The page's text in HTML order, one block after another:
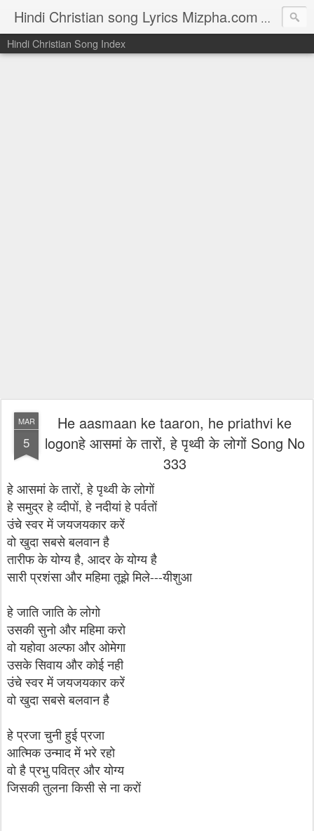
Hindi Christian song Lyrics Mizpha.com Hindi
Hindi Christian Song Index
MAR
5
He aasmaan ke taaron, he priathvi ke
logonहे आसमां के तारों, हे पृथ्वी के लोगों Song No
333
हे आसमां के तारों, हे पृथ्वी के लोगों
हे समुद्र हे व्दीपों, हे नदीयां हे पर्वतों
उंचे स्वर में जयजयकार करें
वो खुदा सबसे बलवान है
तारीफ के योग्य है, आदर के योग्य है
सारी प्रशंसा और महिमा तूझे मिले---यीशुआ
हे जाति जाति के लोगो
उसकी सुनो और महिमा करो
वो यहोवा अल्फा और ओमेगा
उसके सिवाय और कोई नही
उंचे स्वर में जयजयकार करें
वो खुदा सबसे बलवान है
हे प्रजा चुनी हुई प्रजा
आत्मिक उन्माद में भरे रहो
वो है प्रभु पवित्र और योग्य
जिसकी तुलना किसी से ना करों